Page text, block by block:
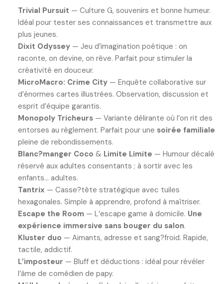
Trivial Pursuit — Culture G, souvenirs et bonne humeur.
Idéal pour tester ses connaissances et transmettre aux
plus jeunes.
Dixit Odyssey — Jeu d’imagination poétique : on
raconte, on devine, on rêve. Parfait pour stimuler la
créativité en douceur.
MicroMacro: Crime City — Enquête collaborative sur
d’énormes cartes illustrées. Observation, discussion et
esprit d’équipe garantis.
Monopoly Tricheurs — Variante délirante où l’on rit des
entorses au règlement. Parfait pour une soirée familiale
pleine de rebondissements.
Blanc?manger Coco & Limite Limite — Humour décalé
réservé aux adultes consentants ; à sortir avec les
enfants… adultes.
Tantrix — Casse?tête stratégique avec tuiles
hexagonales. Simple à apprendre, profond à maîtriser.
Escape the Room — L’escape game à domicile. Une
expérience immersive sans bouger du salon.
Kluster duo — Aimants, adresse et sang?froid. Rapide,
tactile, addictif.
L’imposteur — Bluff et déductions : idéal pour révéler
l’âme de comédien de papy.